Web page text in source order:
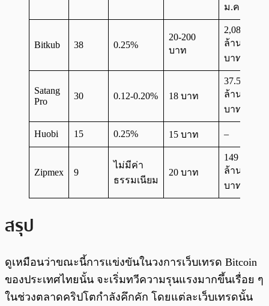
ม.ค.
Bitkub 38 0.25%
20-200
บาท
2,082
ล้าน
บาท
Satang
Pro
30 0.12-0.20% 18 บาท
37.5
ล้าน
บาท
Huobi 15 0.25% 15 บาท –
Zipmex 9
ไม่มีค่า
ธรรมเนียม
20 บาท
149
ล้าน
บาท
สรุป
ดูเหมือนว่าขณะนี้การแข่งขันในวงการเว็บเทรด Bitcoin
ของประเทศไทยนั้น จะเริ่มทวีความรุนแรงมากขึ้นเรื่อย ๆ
ในช่วงตลาดคริปโตกำลังคึกคัก โดยแต่ละเว็บเทรดนั้น